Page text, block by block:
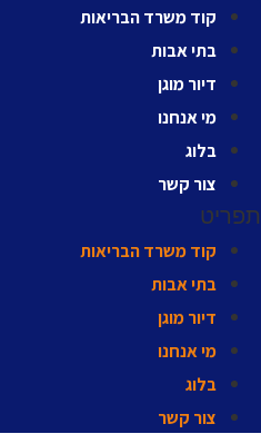
קוד משרד הבריאות
בתי אבות
דיור מוגן
מי אנחנו
בלוג
צור קשר
תפריט
קוד משרד הבריאות
בתי אבות
דיור מוגן
מי אנחנו
בלוג
צור קשר